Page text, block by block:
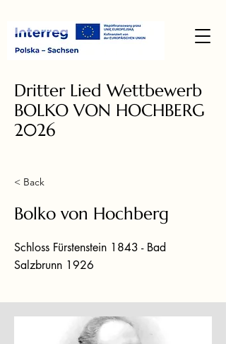
Dritter Lied Wettbewerb
BOLKO VON HOCHBERG
2026
< Back
Bolko von Hochberg
Schloss Fürstenstein 1843 - Bad
Salzbrunn 1926